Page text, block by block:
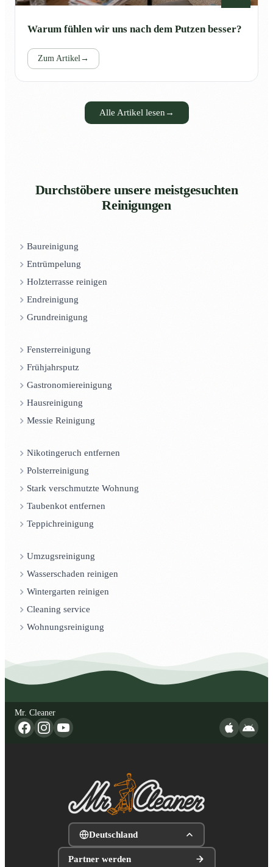
Warum fühlen wir uns nach dem Putzen besser?
Zum Artikel→
Alle Artikel lesen →
Durchstöbere unsere meistgesuchten
Reinigungen
Baureinigung
Entrümpelung
Holzterrasse reinigen
Endreinigung
Grundreinigung
Fensterreinigung
Frühjahrsputz
Gastronomiereinigung
Hausreinigung
Messie Reinigung
Nikotingeruch entfernen
Polsterreinigung
Stark verschmutzte Wohnung
Taubenkot entfernen
Teppichreinigung
Umzugsreinigung
Wasserschaden reinigen
Wintergarten reinigen
Cleaning service
Wohnungsreinigung
Mr. Cleaner
Deutschland
Partner werden